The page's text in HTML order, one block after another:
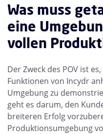
Was muss
eine
vollen
Der Zweck des POV ist
Funktionen von Incydr
Umgebung zu
geht es darum, den
breiteren Erfolg
Produktionsumgebung